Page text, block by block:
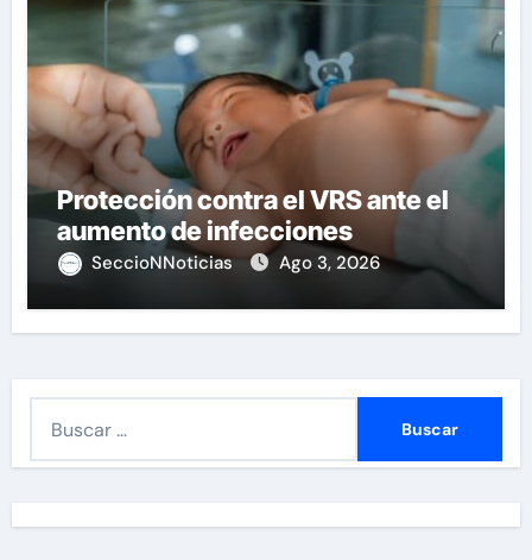
Protección contra el VRS ante el
aumento de infecciones
SeccioNNoticias Ago 3, 2026